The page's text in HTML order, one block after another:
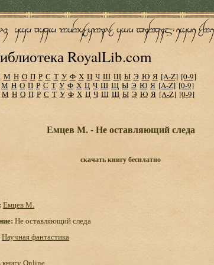
RoyalLib.com
М Н О П Р С Т У Ф Х Ц Ч Ш Щ Ы Э Ю Я [A-Z] [0-9]
М Н О П Р С Т У Ф Х Ц Ч Ш Щ Ы Э Ю Я [A-Z] [0-9]
М Н О П Р С Т У Ф Х Ц Ч Ш Щ Ы Э Ю Я [A-Z] [0-9]
Емцев М. - Не оставляющий следа
скачать книгу бесплатно
Емцев М.
Не оставляющий следа
Научная фантастика
книгу Online